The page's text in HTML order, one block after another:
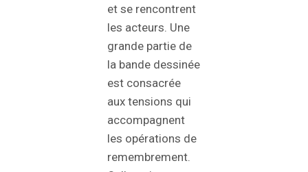
et se rencontrent
les acteurs. Une
grande partie de
la bande dessinée
est consacrée
aux tensions qui
accompagnent
les opérations de
remembrement.